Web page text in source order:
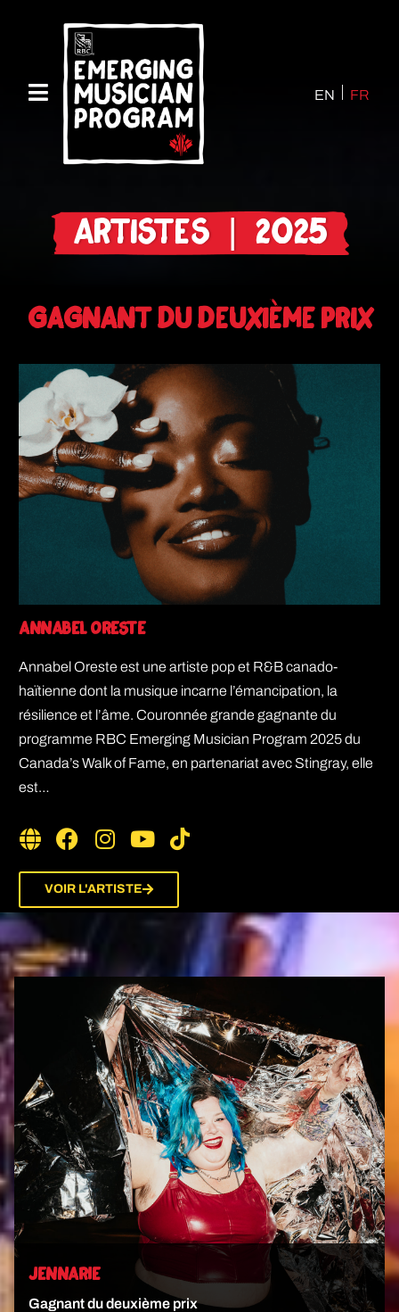
EN FR
ARTISTES | 2025
GAGNANT DU DEUXIÈME PRIX
Annabel Oreste
Annabel Oreste est une artiste pop et R&B canado-
haïtienne dont la musique incarne l’émancipation, la
résilience et l’âme. Couronnée grande gagnante du
programme RBC Emerging Musician Program 2025 du
Canada’s Walk of Fame, en partenariat avec Stingray, elle
est…
VOIR L'ARTISTE
JENNARIE
Gagnant du deuxième prix